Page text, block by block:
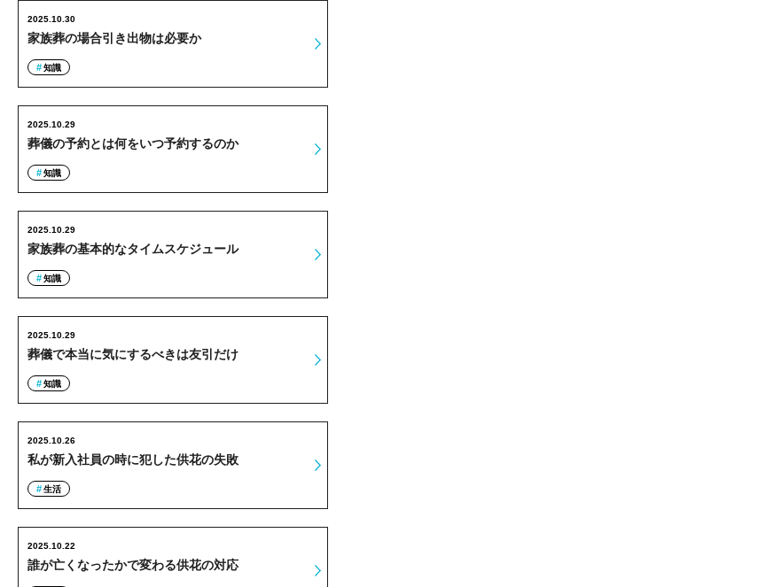
家族葬の場合引き出物は必要か
2025.10.30
知識
葬儀の予約とは何をいつ予約するのか
2025.10.29
知識
家族葬の基本的なタイムスケジュール
2025.10.29
知識
葬儀で本当に気にするべきは友引だけ
2025.10.29
知識
私が新入社員の時に犯した供花の失敗
2025.10.26
生活
誰が亡くなったかで変わる供花の対応
2025.10.22